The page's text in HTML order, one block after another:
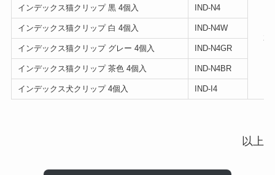
インデックス猫クリップ 黒 4個入 IND-N4
インデックス猫クリップ 白 4個入 IND-N4W
インデックス猫クリップ グレー 4個入 IND-N4GR
インデックス猫クリップ 茶色 4個入 IND-N4BR
インデックス犬クリップ 4個入 IND-I4
以上